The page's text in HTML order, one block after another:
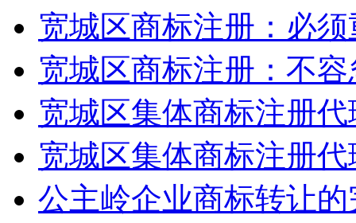
宽城区商标注册：必
宽城区商标注册：不
宽城区集体商标注册
宽城区集体商标注册
公主岭企业商标转让